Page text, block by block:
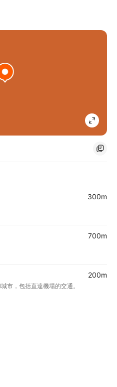
行 1.4 公里 (0.9 英里) 即達道
英里) 車程便來到通天閣。
300m
700m
市，包括直達機場的交通。
200m